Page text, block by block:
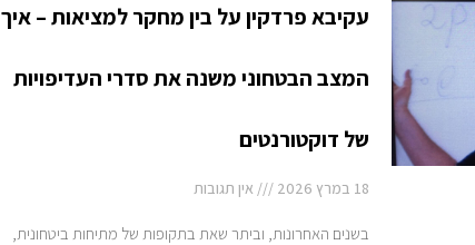
עקיבא פרדקין על בין מחקר למציאות – איך
המצב הבטחוני משנה את סדרי העדיפויות
של דוקטורנטים
18 במרץ 2026 אין תגובות
בשנים האחרונות, וביתר שאת בתקופות של מתיחות ביטחונית,